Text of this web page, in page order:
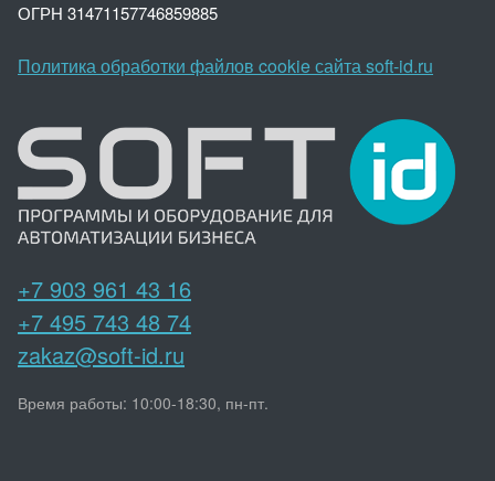
ОГРН 31471157746859885
Политика обработки файлов cookie сайта soft-id.ru
+7 903 961 43 16
+7 495 743 48 74
zakaz@soft-id.ru
Время работы: 10:00-18:30, пн-пт.